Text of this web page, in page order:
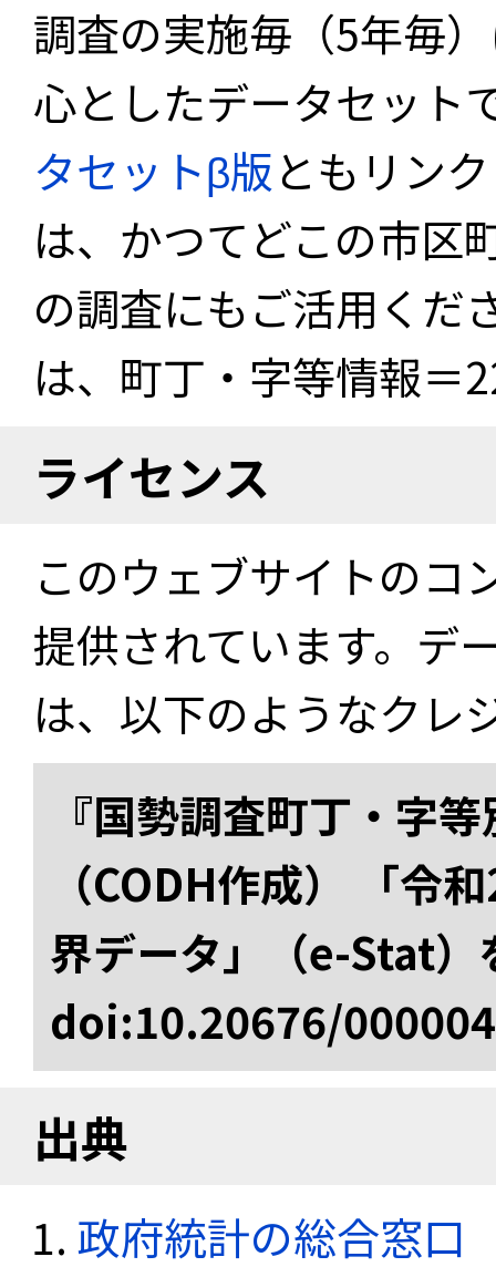
調査の実施毎（5年毎
心としたデータセット
タセットβ版ともリン
は、かつてどこの市区
の調査にもご活用くだ
は、町丁・字等情報＝
ライセンス
このウェブサイトのコ
提供されています。デ
は、以下のようなクレ
『国勢調査町丁・字
（CODH作成） 「令
界データ」（e-Stat）
doi:10.20676/
出典
政府統計の総合窓口